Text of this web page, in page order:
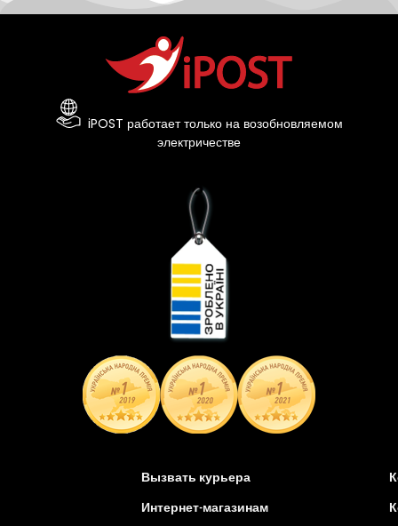
iPOST работает только на возобновляемом
электричестве
Вызвать курьера
Интернет-магазинам